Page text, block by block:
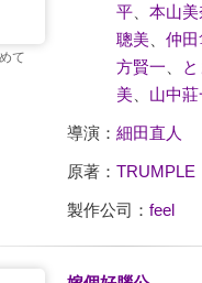
て
平、 本山美
聰美、 仲田
方賢一
美、 山中莊
導演： 細田直人
原著： TRUMPLE
製作公司： feel